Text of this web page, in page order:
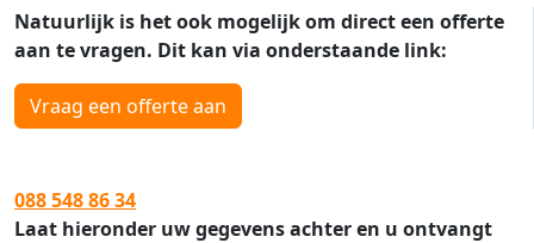
Natuurlijk is het ook mogelijk om direct een offerte
aan te vragen. Dit kan via onderstaande link:
Vraag een offerte aan
088 548 86 34
Laat hieronder uw gegevens achter en u ontvangt